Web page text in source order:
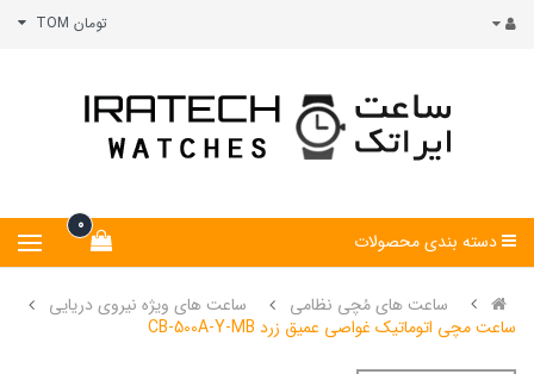
تومان TOM
0
دسته بندی محصولات
ساعت های مُچی نظامی
ساعت های ویژه نیروی دریایی
ساعت مچی اتوماتیک غواصی عمیق زرد CB-500A-Y-MB